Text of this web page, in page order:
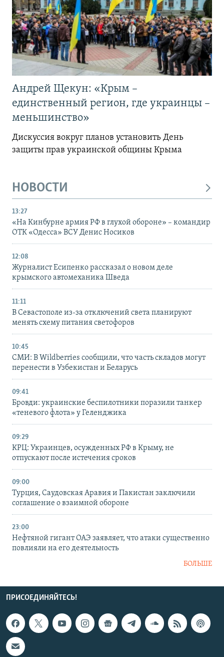
Андрей Щекун: «Крым –
единственный регион, где украинцы –
меньшинство»
Дискуссия вокруг планов установить День
защиты прав украинской общины Крыма
НОВОСТИ
13:27
«На Кинбурне армия РФ в глухой обороне» – командир
ОТК «Одесса» ВСУ Денис Носиков
12:08
Журналист Есипенко рассказал о новом деле
крымского автомеханика Шведа
11:11
В Севастополе из-за отключений света планируют
менять схему питания светофоров
10:45
СМИ: В Wildberries сообщили, что часть складов могут
перенести в Узбекистан и Беларусь
09:41
Бровди: украинские беспилотники поразили танкер
«теневого флота» у Геленджика
09:29
КРЦ: Украинцев, осужденных РФ в Крыму, не
отпускают после истечения сроков
09:00
Турция, Саудовская Аравия и Пакистан заключили
соглашение о взаимной обороне
23:00
Нефтяной гигант ОАЭ заявляет, что атаки существенно
повлияли на его деятельность
БОЛЬШЕ
ПРИСОЕДИНЯЙТЕСЬ!